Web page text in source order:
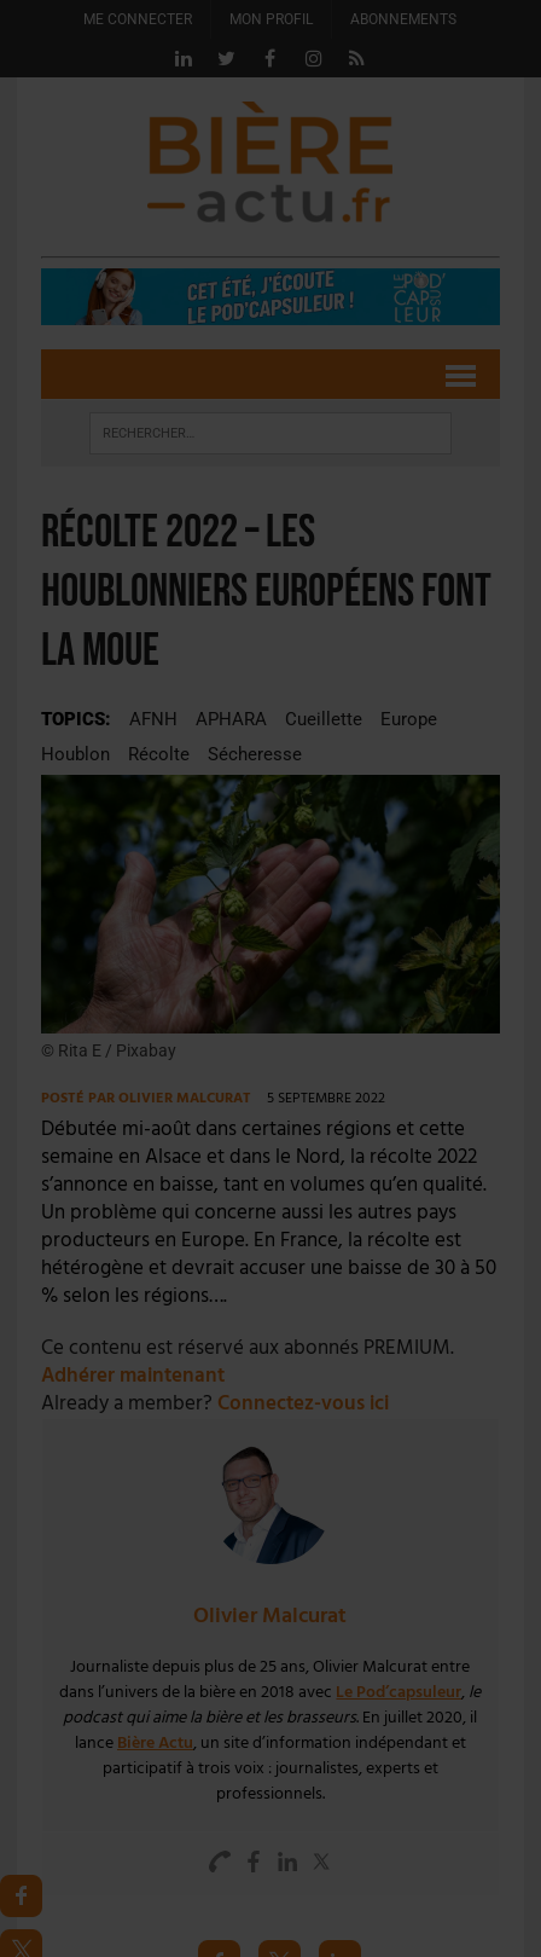
ME CONNECTER MON PROFIL ABONNEMENTS
Récolte 2022 – Les
houblonniers européens font
la moue
TOPICS: AFNH APHARA Cueillette
Europe
Houblon
Récolte Sécheresse
© Rita E / Pixabay
POSTÉ PAROLIVIER MALCURAT 5 SEPTEMBRE 2022
Débutée mi-août dans certaines régions et cette
semaine en Alsace et dans le Nord, la récolte 2022
s’annonce en baisse, tant en volumes qu’en qualité.
Un problème qui concerne aussi les autres pays
producteurs en Europe. En France, la récolte est
hétérogène et devrait accuser une baisse de 30 à 50
% selon les régions….
Ce contenu est réservé aux abonnés PREMIUM.
Adhérer maintenant
Already a member? Connectez-vous ici
Olivier Malcurat
Journaliste depuis plus de 25 ans, Olivier Malcurat entre
dans l’univers de la bière en 2018 avecLe Pod’capsuleur, le
podcast qui aime la bière et les brasseurs. En juillet 2020, il
lanceBière Actu, un site d’information indépendant et
participatif à trois voix : journalistes, experts et
professionnels.